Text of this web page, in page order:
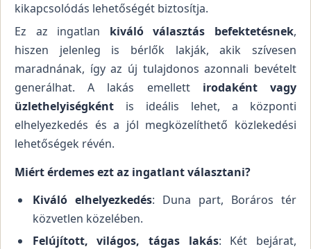
kikapcsolódás lehetőségét biztosítja.
Ez az ingatlan kiváló választás befektetésnek,
hiszen jelenleg is bérlők lakják, akik szívesen
maradnának, így az új tulajdonos azonnali bevételt
generálhat. A lakás emellett irodaként vagy
üzlethelyiségként is ideális lehet, a központi
elhelyezkedés és a jól megközelíthető közlekedési
lehetőségek révén.
Miért érdemes ezt az ingatlant választani?
Kiváló elhelyezkedés: Duna part, Boráros tér
közvetlen közelében.
Felújított, világos, tágas lakás: Két bejárat,